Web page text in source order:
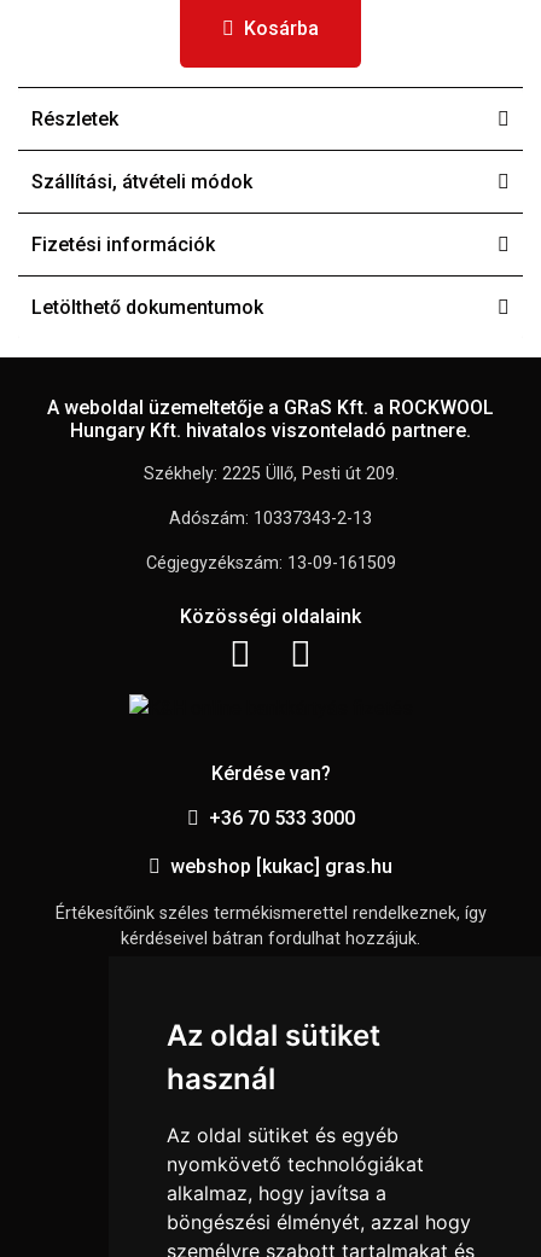
Az oldal sütiket
használ
Az oldal sütiket és egyéb
nyomkövető technológiákat
alkalmaz, hogy javítsa a
böngészési élményét, azzal hogy
személyre szabott tartalmakat és
Kosárba
Részletek
Szállítási, átvételi módok
Fizetési információk
Letölthető dokumentumok
A weboldal üzemeltetője a GRaS Kft. a ROCKWOOL
Hungary Kft. hivatalos viszonteladó partnere.
Székhely: 2225 Üllő, Pesti út 209.
Adószám: 10337343-2-13
Cégjegyzékszám: 13-09-161509
Közösségi oldalaink
Kérdése van?
+36 70 533 3000
webshop [kukac] gras.hu
Értékesítőink széles termékismerettel rendelkeznek, így
kérdéseivel bátran fordulhat hozzájuk.
Információk
Általános szerződési feltételek
Elállási nyilatkozat
Impresszum
Süti beállítások